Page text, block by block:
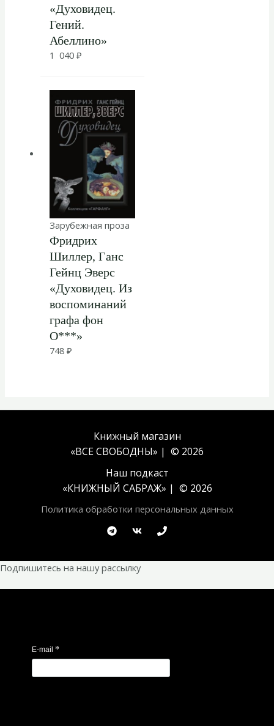
«Духовидец.
Гений.
Абеллино»
1 040 ₽
Зарубежная проза
Фридрих
Шиллер, Ганс
Гейнц Эверс
«Духовидец. Из
воспоминаний
графа фон
О***»
748 ₽
Книжный магазин
«ВСЕ СВОБОДНЫ» | © 2026
Наш подкаст
«КНИЖНЫЙ САБРАЖ» | © 2026
Политика обработки персональных данных
Подпишитесь на нашу рассылку
E-mail *